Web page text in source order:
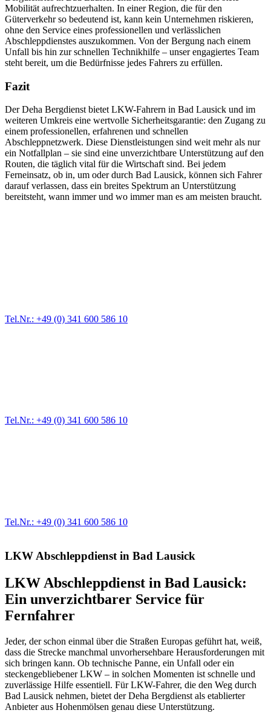
Mobilität aufrechtzuerhalten. In einer Region, die für den
Güterverkehr so bedeutend ist, kann kein Unternehmen riskieren,
ohne den Service eines professionellen und verlässlichen
Abschleppdienstes auszukommen. Von der Bergung nach einem
Unfall bis hin zur schnellen Technikhilfe – unser engagiertes Team
steht bereit, um die Bedürfnisse jedes Fahrers zu erfüllen.
Fazit
Der Deha Bergdienst bietet LKW-Fahrern in Bad Lausick und im
weiteren Umkreis eine wertvolle Sicherheitsgarantie: den Zugang zu
einem professionellen, erfahrenen und schnellen
Abschleppnetzwerk. Diese Dienstleistungen sind weit mehr als nur
ein Notfallplan – sie sind eine unverzichtbare Unterstützung auf den
Routen, die täglich vital für die Wirtschaft sind. Bei jedem
Ferneinsatz, ob in, um oder durch Bad Lausick, können sich Fahrer
darauf verlassen, dass ein breites Spektrum an Unterstützung
bereitsteht, wann immer und wo immer man es am meisten braucht.
Tel.Nr.: +49 (0) 341 600 586 10
Tel.Nr.: +49 (0) 341 600 586 10
Tel.Nr.: +49 (0) 341 600 586 10
LKW Abschleppdienst in Bad Lausick
LKW Abschleppdienst in Bad Lausick:
Ein unverzichtbarer Service für
Fernfahrer
Jeder, der schon einmal über die Straßen Europas geführt hat, weiß,
dass die Strecke manchmal unvorhersehbare Herausforderungen mit
sich bringen kann. Ob technische Panne, ein Unfall oder ein
steckengebliebener LKW – in solchen Momenten ist schnelle und
zuverlässige Hilfe essentiell. Für LKW-Fahrer, die den Weg durch
Bad Lausick nehmen, bietet der Deha Bergdienst als etablierter
Anbieter aus Hohenmölsen genau diese Unterstützung.